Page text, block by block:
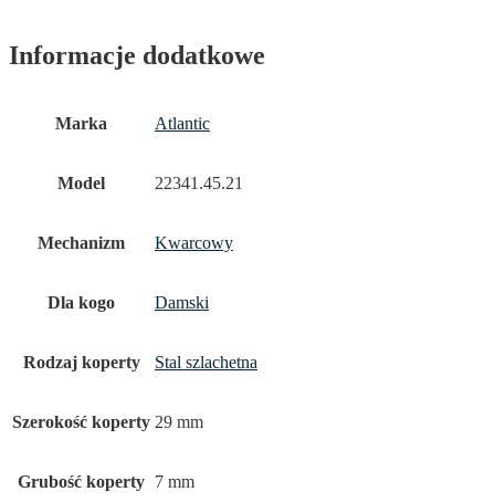
Informacje dodatkowe
Marka Atlantic
Model 22341.45.21
Mechanizm Kwarcowy
Dla kogo Damski
Rodzaj koperty Stal szlachetna
Szerokość koperty 29 mm
Grubość koperty 7 mm